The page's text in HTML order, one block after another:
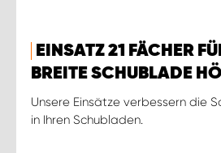
EINSATZ 21 FÄCHER
BREITE SCHUBLADE
Unsere Einsätze verbessern die
in Ihren Schubladen.